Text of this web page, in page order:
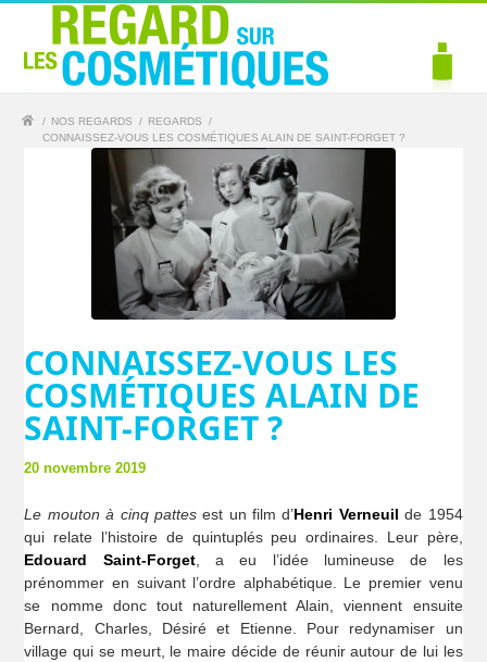
/ NOS REGARDS / REGARDS
/
CONNAISSEZ-VOUS LES COSMÉTIQUES ALAIN DE SAINT-FORGET ?
CONNAISSEZ-VOUS LES
COSMÉTIQUES ALAIN DE
SAINT-FORGET ?
20 novembre 2019
Le mouton à cinq pattesest un film d’Henri Verneuil de 1954
qui relate l’histoire de quintuplés peu ordinaires. Leur père,
Edouard Saint-Forget, a eu l’idée lumineuse de les
prénommer en suivant l’ordre alphabétique. Le premier venu
se nomme donc tout naturellement Alain, viennent ensuite
Bernard, Charles, Désiré et Etienne. Pour redynamiser un
village qui se meurt, le maire décide de réunir autour de lui les